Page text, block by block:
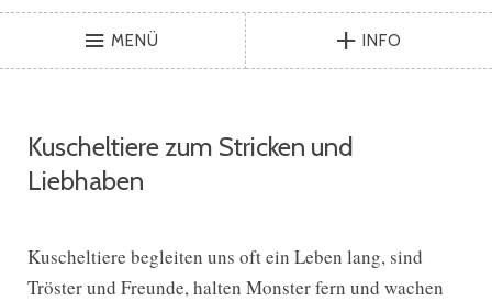
MENÜ INFO
Kuscheltiere zum Stricken und
Liebhaben
Kuscheltiere begleiten uns oft ein Leben lang, sind
Tröster und Freunde, halten Monster fern und wachen